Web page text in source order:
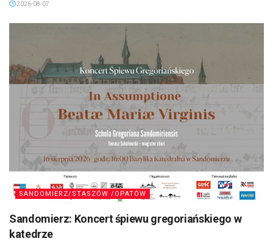
2026-08-07
SANDOMIERZ/STASZÓW /OPATÓW
Sandomierz: Koncert śpiewu gregoriańskiego w
katedrze